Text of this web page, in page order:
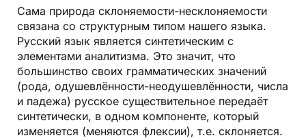
Сама природа склоняемости-несклоняемости
связана со структурным типом нашего языка.
Русский язык является синтетическим с
элементами аналитизма. Это значит, что
большинство своих грамматических значений
(рода, одушевлённости-неодушевлённости, числа
и падежа) русское существительное передаёт
синтетически, в одном компоненте, который
изменяется (меняются флексии), т.е. склоняется.